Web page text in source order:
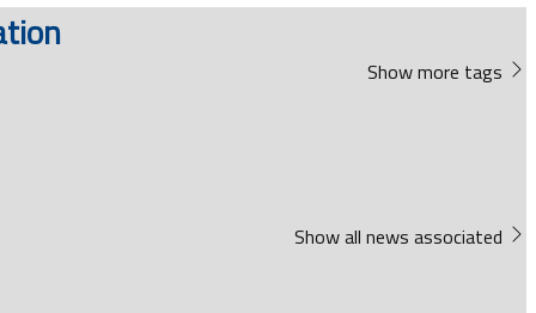
Show more tags
Show all news associated